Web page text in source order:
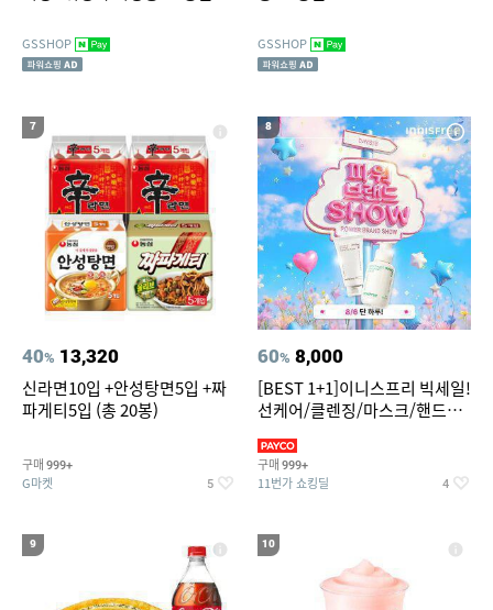
GSSHOP GSSHOP
7
40% 13,320
신라면10입 +안성탕면5입 +짜
파게티5입 (총 20봉)
구매 999+
G마켓 5
8
60% 8,000
[BEST 1+1]이니스프리 빅세일!
선케어/클렌징/마스크/핸드크
구매 999+
11번가 쇼킹딜 4
9 10